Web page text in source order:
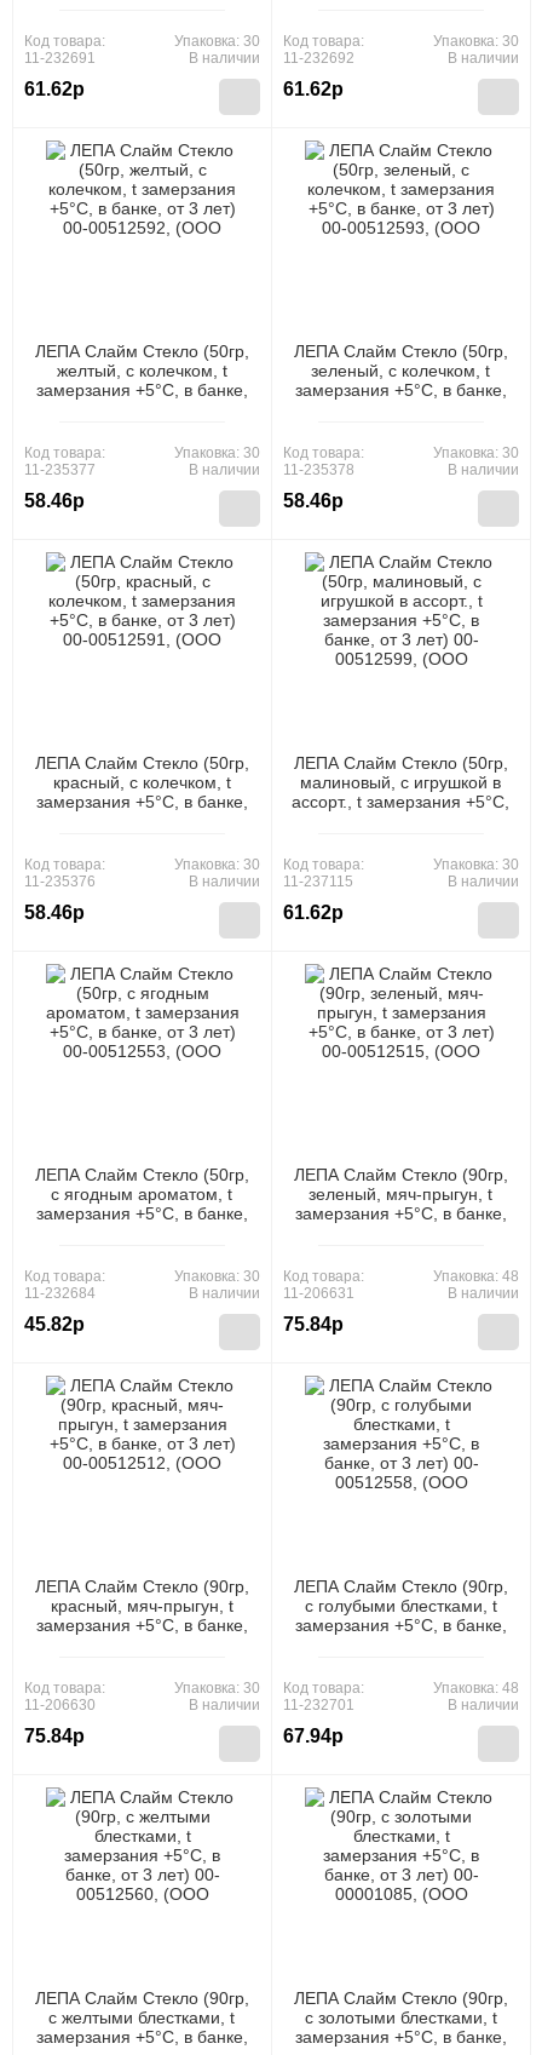
Код товара:
11-232691
61.62р
Упаковка: 30
В наличии
Код товара:
11-232692
61.62р
Упаковка: 30
В наличии
ЛЕПА Слайм Стекло (50гр,
желтый, с колечком, t
замерзания +5°C, в банке,
Код товара:
11-235377
58.46р
Упаковка: 30
В наличии
ЛЕПА Слайм Стекло (50гр,
зеленый, с колечком, t
замерзания +5°C, в банке,
Код товара:
11-235378
58.46р
Упаковка: 30
В наличии
ЛЕПА Слайм Стекло (50гр,
красный, с колечком, t
замерзания +5°C, в банке,
Код товара:
11-235376
58.46р
Упаковка: 30
В наличии
ЛЕПА Слайм Стекло (50гр,
малиновый, с игрушкой в
ассорт., t замерзания +5°C,
Код товара:
11-237115
61.62р
Упаковка: 30
В наличии
ЛЕПА Слайм Стекло (50гр,
с ягодным ароматом, t
замерзания +5°C, в банке,
Код товара:
11-232684
45.82р
Упаковка: 30
В наличии
ЛЕПА Слайм Стекло (90гр,
зеленый, мяч-прыгун, t
замерзания +5°C, в банке,
Код товара:
11-206631
75.84р
Упаковка: 48
В наличии
ЛЕПА Слайм Стекло (90гр,
красный, мяч-прыгун, t
замерзания +5°C, в банке,
Код товара:
11-206630
75.84р
Упаковка: 30
В наличии
ЛЕПА Слайм Стекло (90гр,
с голубыми блестками, t
замерзания +5°C, в банке,
Код товара:
11-232701
67.94р
Упаковка: 48
В наличии
ЛЕПА Слайм Стекло (90гр,
с желтыми блестками, t
замерзания +5°C, в банке,
ЛЕПА Слайм Стекло (90гр,
с золотыми блестками, t
замерзания +5°C, в банке,